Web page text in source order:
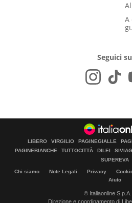
A
Seguici su
LIBERO VIRGILIO PAGINEGIALLE
PAGINEBIANCHE
TUTTOCITTÀ DILEI
SUPEREVA
Chi siamo Note Legali Privacy
Aiuto
© Italiaonline
Direzione e coordinamento di